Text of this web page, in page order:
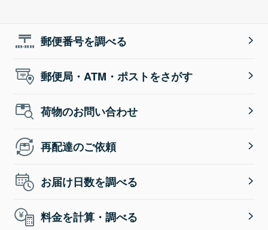
郵便番号を調べる
郵便局・ATM・ポストをさがす
荷物のお問い合わせ
再配達のご依頼
お届け日数を調べる
料金を計算・調べる